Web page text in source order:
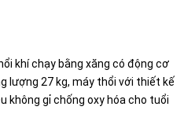
khí chạy bằng xăng có động cơ
lượng 27 kg, máy thổi với thiết kế
không gỉ chống oxy hóa cho tuổi